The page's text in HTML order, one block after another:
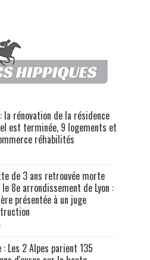
: la rénovation de la résidence
est terminée, 9 logements et
réhabilités
de 3 ans retrouvée morte
le 8e arrondissement de Lyon :
présentée à un juge
: Les 2 Alpes parient 135